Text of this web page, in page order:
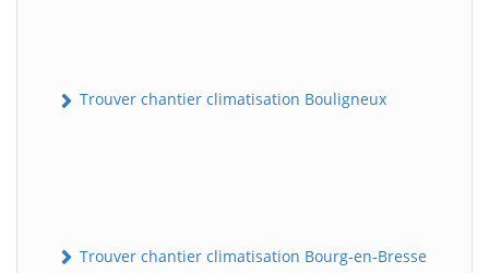
Trouver chantier climatisation Bouligneux
Trouver chantier climatisation Bourg-en-Bresse